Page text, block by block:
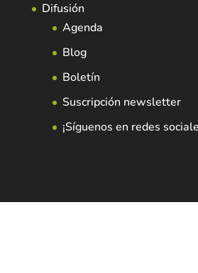
Difusión
Agenda
Blog
Boletín
Suscripción newsletter
¡Síguenos en redes